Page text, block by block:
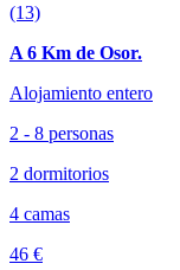
(13)
A 6 Km de Osor.
Alojamiento entero
2 - 8 personas
2 dormitorios
4 camas
46 €